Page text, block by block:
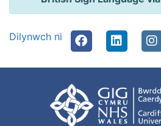
Dilynwch ni